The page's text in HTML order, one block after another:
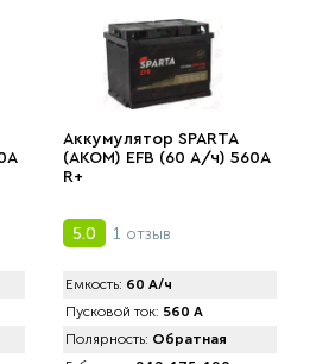
Аккумулятор SPARTA
(АKOM) EFB (60 А/ч) 560A
R+
5.0 1 отзыв
Емкость: 60 А/ч
Пусковой ток: 560 А
Полярность: Обратная